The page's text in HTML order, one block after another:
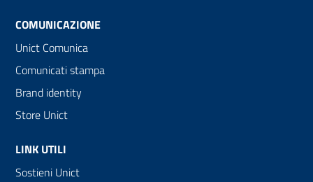
COMUNICAZIONE
Unict Comunica
Comunicati stampa
Brand identity
Store Unict
LINK UTILI
Sostieni Unict